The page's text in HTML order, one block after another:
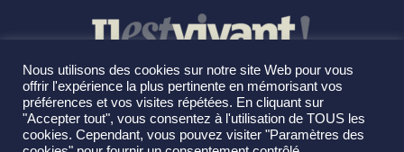
Nous utilisons des cookies sur notre site Web pour vous
offrir l'expérience la plus pertinente en mémorisant vos
préférences et vos visites répétées. En cliquant sur
"Accepter tout", vous consentez à l'utilisation de TOUS les
cookies. Cependant, vous pouvez visiter "Paramètres des